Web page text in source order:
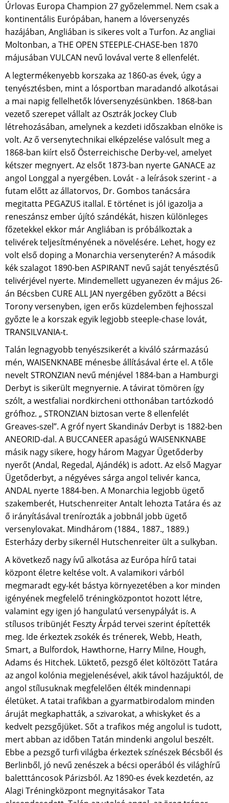
Úrlovas Europa Champion 27 győzelemmel. Nem csak a
kontinentális Európában, hanem a lóversenyzés
hazájában, Angliában is sikeres volt a Turfon. Az angliai
Moltonban, a THE OPEN STEEPLE-CHASE-ben 1870
májusában VULCAN nevű lovával verte 8 ellenfelét.
A legtermékenyebb korszaka az 1860-as évek, úgy a
tenyésztésben, mint a lósportban maradandó alkotásai
a mai napig fellelhetők lóversenyzésünkben. 1868-ban
vezető szerepet vállalt az Osztrák Jockey Club
létrehozásában, amelynek a kezdeti időszakban elnöke is
volt. Az ő versenytechnikai elképzelése valósult meg a
1868-ban kiírt első Österreichische Derby-vel, amelyet
kétszer megnyert. Az elsőt 1873-ban nyerte GANACE az
angol Longgal a nyergében. Lovát - a leírások szerint - a
futam előtt az állatorvos, Dr. Gombos tanácsára
megitatta PEGAZUS itallal. E történet is jól igazolja a
reneszánsz ember újító szándékát, hiszen különleges
főzetekkel ekkor már Angliában is próbálkoztak a
telivérek teljesítményének a növelésére. Lehet, hogy ez
volt első doping a Monarchia versenyterén? A második
kék szalagot 1890-ben ASPIRANT nevű saját tenyésztésű
telivérjével nyerte. Mindemellett ugyanezen év május 26-
án Bécsben CURE ALL JAN nyergében győzött a Bécsi
Torony versenyben, igen erős küzdelemben fejhosszal
győzte le a korszak egyik legjobb steeple-chase lovát,
TRANSILVANIA-t.
Talán legnagyobb tenyészsikerét a kiváló származású
mén, WAISENKNABE ménesbe állításával érte el. A tőle
nevelt STRONZIAN nevű ménjével 1884-ban a Hamburgi
Derbyt is sikerült megnyernie. A távirat tömören így
szólt, a westfaliai nordkircheni otthonában tartózkodó
grófhoz. „ STRONZIAN biztosan verte 8 ellenfelét
Greaves-szel”. A gróf nyert Skandináv Derbyt is 1882-ben
ANEORID-dal. A BUCCANEER apaságú WAISENKNABE
másik nagy sikere, hogy három Magyar Ügetőderby
nyerőt (Andal, Regedal, Ajándék) is adott. Az első Magyar
Ügetőderbyt, a négyéves sárga angol telivér kanca,
ANDAL nyerte 1884-ben. A Monarchia legjobb ügető
szakemberét, Hutschenreiter Antalt lehozta Tatára és az
ő irányításával trenírozták a jobbnál jobb ügető
versenylovakat. Mindhárom (1884., 1887., 1889.)
Esterházy derby sikernél Hutschenreiter ült a sulkyban.
A következő nagy ívű alkotása az Európa hírű tatai
központ életre keltése volt. A valamikori várból
megmaradt egy-két bástya környezetében a kor minden
igényének megfelelő tréningközpontot hozott létre,
valamint egy igen jó hangulatú versenypályát is. A
stílusos tribünjét Feszty Árpád tervei szerint építették
meg. Ide érkeztek zsokék és trénerek, Webb, Heath,
Smart, a Bulfordok, Hawthorne, Harry Milne, Hough,
Adams és Hitchek. Lüktető, pezsgő élet költözött Tatára
az angol kolónia megjelenésével, akik távol hazájuktól, de
angol stílusuknak megfelelően élték mindennapi
életüket. A tatai trafikban a gyarmatbirodalom minden
áruját megkaphatták, a szivarokat, a whiskyket és a
kedvelt pezsgőjüket. Sőt a trafikos még angolul is tudott,
mert abban az időben Tatán mindenki angolul beszélt.
Ebbe a pezsgő turfi világba érkeztek színészek Bécsből és
Berlinből, jó nevű zenészek a bécsi operából és világhírű
baletttáncosok Párizsból. Az 1890-es évek kezdetén, az
Alagi Tréningközpont megnyitásakor Tata